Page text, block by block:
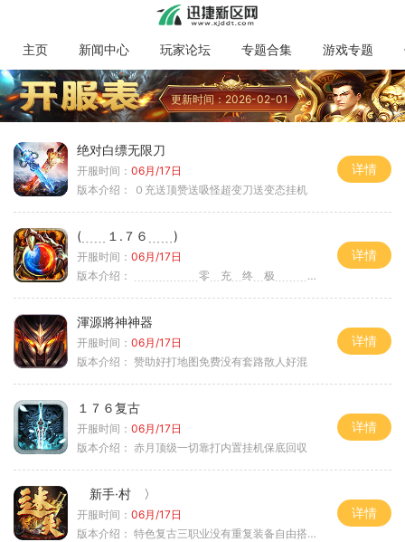
主页 新闻中心 玩家论坛 专题合集 游戏专题
更新时间：2026-02-01
绝对白缥无限刀
开服时间： 06月/17日
版本介绍：
０充送顶赞送吸怪超变刀送变态挂机
详情
(﹍﹍１.７６﹍﹍)
开服时间： 06月/17日
版本介绍：
﹍﹍﹍﹍﹍﹍零﹍充﹍终﹍极﹍﹍﹍﹍﹍﹍〉
详情
渾源將神神器
开服时间： 06月/17日
版本介绍： 赞助好打地图免费没有套路散人好混
详情
１７６复古
开服时间： 06月/17日
版本介绍： 赤月顶级一切靠打内置挂机保底回収
详情
新手·村 〉
开服时间： 06月/17日
版本介绍： 特色复古三职业没有重复装备自由搭配私
详情